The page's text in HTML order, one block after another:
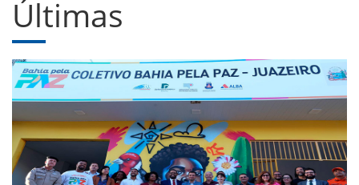
Últimas